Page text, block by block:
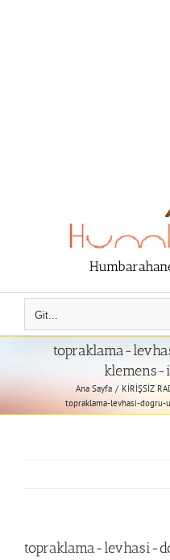
Git...
topraklama-
Ana Sayfa
KİRİŞSİZ
topraklama-levhasi-
topraklama-levhasi-